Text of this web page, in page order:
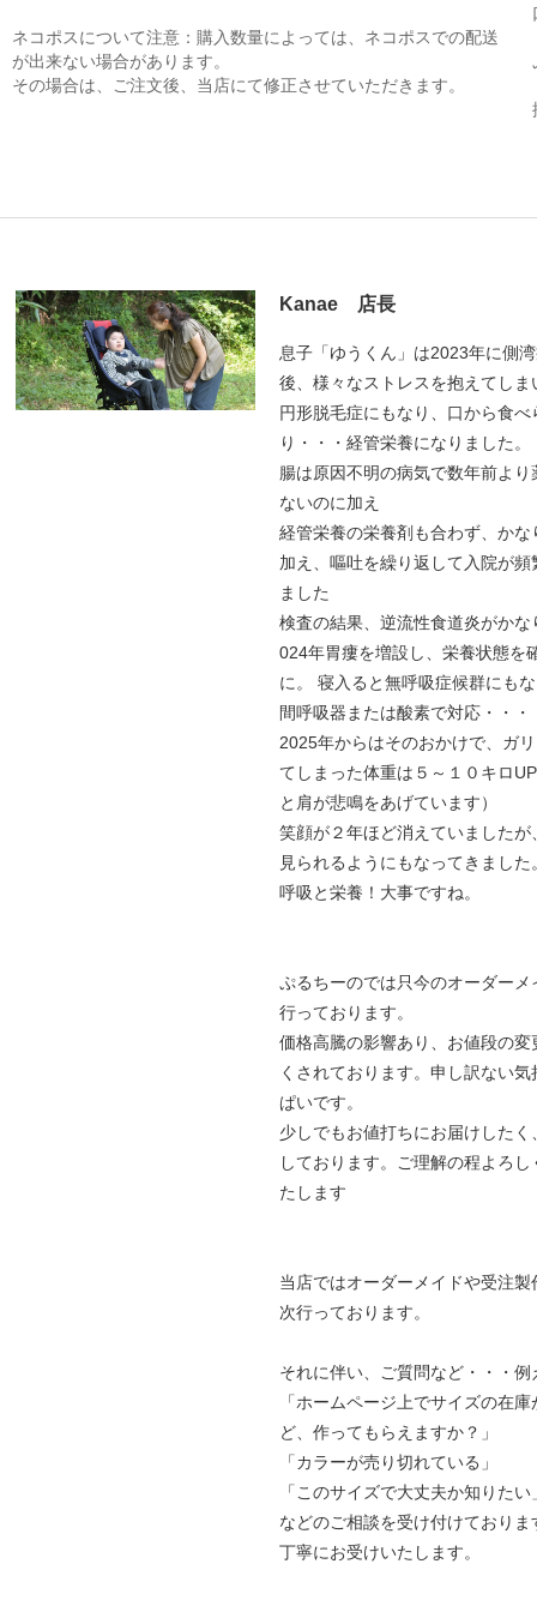
ネコポスについて注意：購入数量によっては、ネコポスでの配送
が出来ない場合があります。
その場合は、ご注文後、当店にて修正させていただきます。
Kanae 店長
息子「ゆうくん」は2023年に側
後、様々なストレスを抱えてしま
円形脱毛症にもなり、口から食べ
り・・・経管栄養になりました。
腸は原因不明の病気で数年前より
ないのに加え
経管栄養の栄養剤も合わず、かな
加え、嘔吐を繰り返して入院が頻
ました
検査の結果、逆流性食道炎がかな
024年胃瘻を増設し、栄養状態を
に。 寝入ると無呼吸症候群にも
間呼吸器または酸素で対応・・・
2025年からはそのおかけで、ガ
てしまった体重は５～１０キロ
と肩が悲鳴をあげています）
笑顔が２年ほど消えていましたが
見られるようにもなってきました
呼吸と栄養！大事ですね。
ぷるちーのでは只今のオーダーメ
行っております。
価格高騰の影響あり、お値段の変
くされております。申し訳ない気
ぱいです。
少しでもお値打ちにお届けしたく
しております。ご理解の程よろし
たします
当店ではオーダーメイドや受注製
次行っております。
それに伴い、ご質問など・・・例
「ホームページ上でサイズの在
ど、作ってもらえますか？」
「カラーが売り切れている」
「このサイズで大丈夫か知りたい
などのご相談を受け付けておりま
丁寧にお受けいたします。